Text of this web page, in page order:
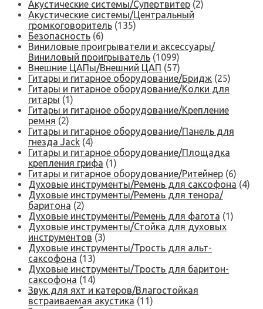
Акустические системы/Супертвитер (2)
Акустические системы/Центральный
громкоговоритель (135)
Безопасность (6)
Виниловые проигрыватели и аксессуары/
Виниловый проигрыватель (1099)
Внешние ЦАПы/Внешний ЦАП (57)
Гитары и гитарное оборудование/Бридж (25)
Гитары и гитарное оборудование/Колки для
гитары (1)
Гитары и гитарное оборудование/Крепление
ремня (2)
Гитары и гитарное оборудование/Панель для
гнезда Jack (4)
Гитары и гитарное оборудование/Площадка
крепления грифа (1)
Гитары и гитарное оборудование/Ритейнер (6)
Духовые инструменты/Ремень для саксофона (4)
Духовые инструменты/Ремень для тенора/
баритона (2)
Духовые инструменты/Ремень для фагота (1)
Духовые инструменты/Стойка для духовых
инструментов (3)
Духовые инструменты/Трость для альт-
саксофона (13)
Духовые инструменты/Трость для баритон-
саксофона (14)
Звук для яхт и катеров/Влагостойкая
встраиваемая акустика (11)